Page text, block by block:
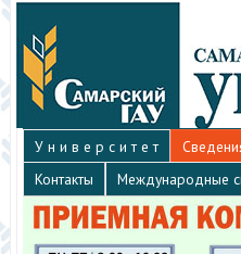
У н и в е р с и т е т
Контакты
Международные